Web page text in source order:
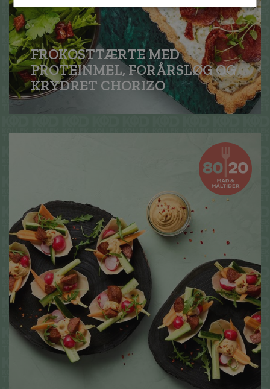
FROKOSTTÆRTE MED
PROTEINMEL, FORÅRSLØG OG
KRYDRET CHORIZO